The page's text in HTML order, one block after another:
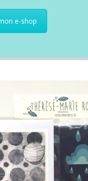
e-shop